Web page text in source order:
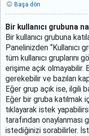
Başa dön
Bir kullanıcı grubuna
Bir kullanıcı grubuna
Panelinizden “Kullanıcı
tüm kullanıcı gruplarını
erişime açık olmayabilir.
gerekebilir ve bazıları
Eğer grup açık ise, ilgili
Eğer bir gruba katılmak
tıklayarak istek
tarafından onaylanması
istediğinizi sorabilirler.